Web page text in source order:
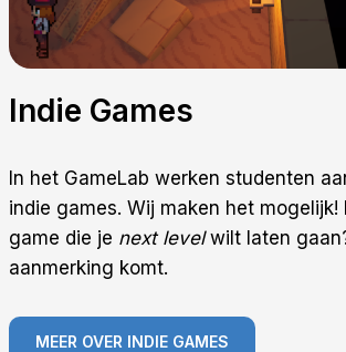
Indie Games
In het GameLab werken studenten
indie games. Wij maken het mogelijk!
game die je next levelwilt laten
aanmerking komt.
MEER OVER INDIE GAMES